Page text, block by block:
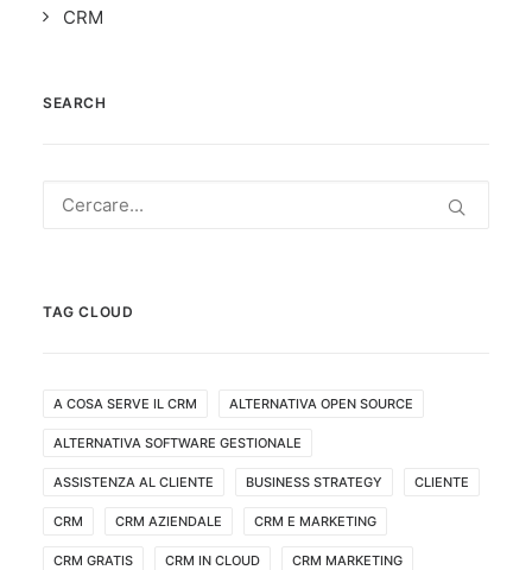
CRM
SEARCH
TAG CLOUD
A COSA SERVE IL CRM ALTERNATIVA OPEN SOURCE
ALTERNATIVA SOFTWARE GESTIONALE
ASSISTENZA AL CLIENTE BUSINESS STRATEGY CLIENTE
CRM CRM AZIENDALE CRM E MARKETING
CRM GRATIS CRM IN CLOUD CRM MARKETING